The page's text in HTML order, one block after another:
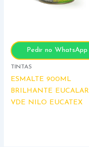
Pedir no WhatsApp
TINTAS
ESMALTE 900ML
BRILHANTE EUCALAR
VDE NILO EUCATEX